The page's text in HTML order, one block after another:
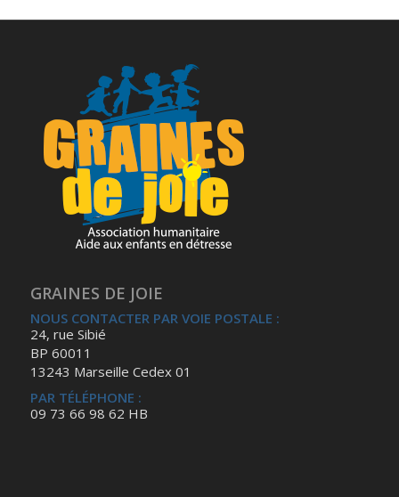
GRAINES DE JOIE
NOUS CONTACTER PAR VOIE POSTALE :
24, rue Sibié
BP 60011
13243 Marseille Cedex 01
PAR TÉLÉPHONE :
09 73 66 98 62 HB